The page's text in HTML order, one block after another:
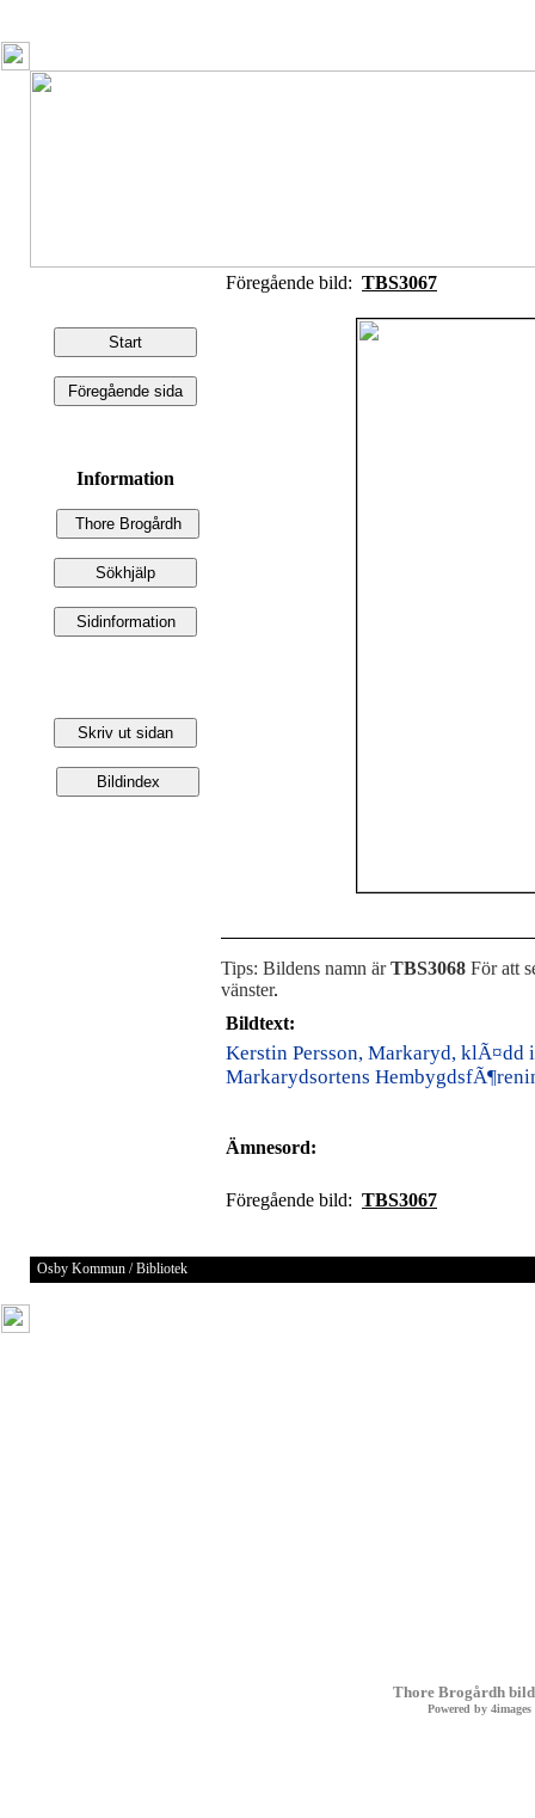
Information
Föregående bild: TBS3067
Tips: Bildens namn ärTBS3068 För att
vänster.
Bildtext:
Kerstin Persson, Markaryd,
Markarydsortens
Ämnesord:
Föregående bild: TBS3067
Osby Kommun / Bibliotek
Thore Brogårdh
Powered by 4images